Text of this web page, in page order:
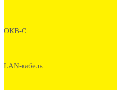
ОКВ-С
LAN-кабель